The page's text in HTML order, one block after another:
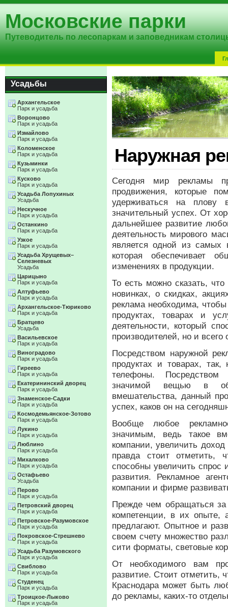
Московские парки
Путеводитель по лесопаркам и заповедникам
Наружная
Сегодня мир рекламы
продвижения, которые
удерживаться на плову
значительный успех. От
дальнейшее развитие
деятельность мирового
является одной из самых
которая обеспечивает
изменениях в продукции.
То есть можно сказать,
новинках, о скидках,
реклама необходима,
продуктах, товарах и
деятельности, который
производителей, но и всего
Посредством наружной
продуктах и товарах,
телефоны.
значимой вещью в
вмешательства, данный
успех, каков он на
Вообще любое
значимым, ведь такое
компании, увеличить
правда стоит отметить,
способны увеличить
развития. Рекламное
компании и фирме
Прежде чем обращаться
компетенции, в их опыте,
предлагают. Опытное и
своем счету множество
сити форматы, световые
От необходимого вам
развитие. Стоит отметить,
Краснодара может быть
до рекламы, каких-то
Усадьбы
Архангельское
Парк и усадьба
Воронцово
Парк и усадьба
Измайлово
Парк и усадьба
Коломенское
Парк и усадьба
Кузьминки
Парк и усадьба
Кусково
Парк и усадьба
Усадьба Лопухиных
Усадьба
Нескучное
Парк и усадьба
Останкино
Парк и усадьба
Узкое
Парк и усадьба
Усадьба Хрущевых–
Селезневых
Усадьба
Царицыно
Парк и усадьба
Алтуфьево
Парк и усадьба
Архангельское-Тюриково
Парк и усадьба
Братцево
Усадьба
Васильевское
Парк и усадьба
Виноградово
Парк и усадьба
Гиреево
Парк и усадьба
Екатерининский дворец
Парк и усадьба
Знаменское-Садки
Парк и усадьба
Космодемьянское-Зотово
Парк и усадьба
Лукино
Парк и усадьба
Люблино
Парк и усадьба
Михалково
Парк и усадьба
Остафьево
Усадьба
Перово
Парк и усадьба
Петровский дворец
Парк и усадьба
Петровское-Разумовское
Парк и усадьба
Покровское-Стрешнево
Парк и усадьба
Усадьба Разумовского
Парк и усадьба
Свиблово
Парк и усадьба
Студенец
Парк и усадьба
Троицкое-Лыково
Парк и усадьба